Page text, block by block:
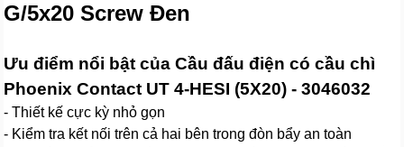
G/5x20 Screw Đen
Ưu điểm nổi bật của Cầu đấu điện có cầu chì
Phoenix Contact UT 4-HESI (5X20) - 3046032
- Thiết kế cực kỳ nhỏ gọn
- Kiểm tra kết nối trên cả hai bên trong đòn bẩy an toàn